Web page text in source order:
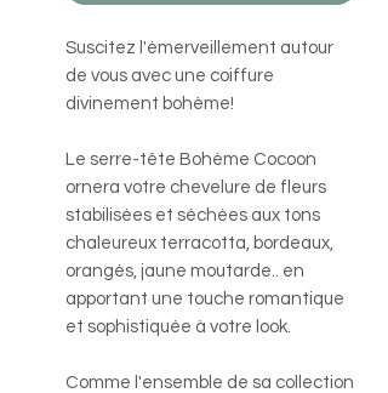
Suscitez l'émerveillement autour
de vous avec une coiffure
divinement bohème!
Le serre-tête Bohème Cocoon
ornera votre chevelure de fleurs
stabilisées et séchées aux tons
chaleureux terracotta, bordeaux,
orangés, jaune moutarde.. en
apportant une touche romantique
et sophistiquée à votre look.
Comme l'ensemble de sa collection